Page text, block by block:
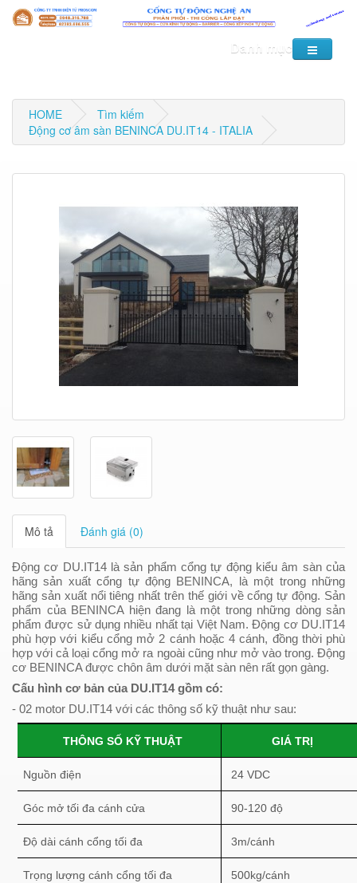
Danh mục
HOME
Tìm kiếm
Động cơ âm sàn BENINCA DU.IT14 - ITALIA
Mô tả Đánh giá (0)
Động cơ DU.IT14 là sản phẩm cổng tự động kiểu âm sàn của
hãng sản xuất cổng tự động BENINCA, là một trong những
hãng sản xuất nổi tiêng nhất trên thế giới về cổng tự động. Sản
phẩm của BENINCA hiện đang là một trong những dòng sản
phẩm được sử dụng nhiều nhất tại Việt Nam. Động cơ DU.IT14
phù hợp với kiểu cổng mở 2 cánh hoặc 4 cánh, đồng thời phù
hợp với cả loại cổng mở ra ngoài cũng như mở vào trong. Động
cơ BENINCA được chôn âm dưới mặt sàn nên rất gọn gàng.
Cấu hình cơ bản của DU.IT14 gồm có:
- 02 motor DU.IT14 với các thông số kỹ thuật như sau:
THÔNG SỐ KỸ THUẬT GIÁ TRỊ
Nguồn điện 24 VDC
Góc mở tối đa cánh cửa 90-120 độ
Độ dài cánh cổng tối đa 3m/cánh
Trọng lượng cánh cổng tối đa 500kg/cánh